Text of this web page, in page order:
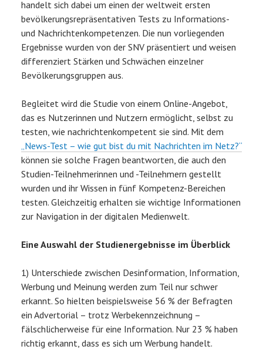
handelt sich dabei um einen der weltweit ersten
bevölkerungsrepräsentativen Tests zu Informations-
und Nachrichtenkompetenzen. Die nun vorliegenden
Ergebnisse wurden von der SNV präsentiert und weisen
differenziert Stärken und Schwächen einzelner
Bevölkerungsgruppen aus.
Begleitet wird die Studie von einem Online-Angebot,
das es Nutzerinnen und Nutzern ermöglicht, selbst zu
testen, wie nachrichtenkompetent sie sind. Mit dem
„News-Test – wie gut bist du mit Nachrichten im Netz?“
können sie solche Fragen beantworten, die auch den
Studien-Teilnehmerinnen und -Teilnehmern gestellt
wurden und ihr Wissen in fünf Kompetenz-Bereichen
testen. Gleichzeitig erhalten sie wichtige Informationen
zur Navigation in der digitalen Medienwelt.
Eine Auswahl der Studienergebnisse im Überblick
1) Unterschiede zwischen Desinformation, Information,
Werbung und Meinung werden zum Teil nur schwer
erkannt. So hielten beispielsweise 56 % der Befragten
ein Advertorial – trotz Werbekennzeichnung –
fälschlicherweise für eine Information. Nur 23 % haben
richtig erkannt, dass es sich um Werbung handelt.